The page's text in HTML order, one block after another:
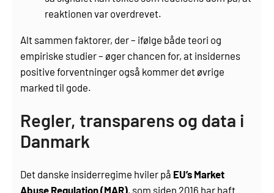
reaktionen var overdrevet.
Alt sammen faktorer, der – ifølge både teori og
empiriske studier – øger chancen for, at insidernes
positive forventninger også kommer det øvrige
marked til gode.
Regler, transparens og data i
Danmark
Det danske insiderregime hviler på EU’s Market
Abuse Regulation (MAR), som siden 2016 har haft